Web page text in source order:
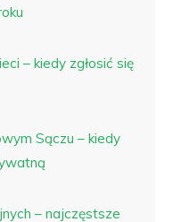
– kiedy zgłosić się
Sączu – kiedy
– najczęstsze